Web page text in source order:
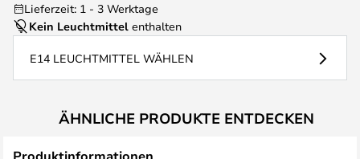
Lieferzeit: 1 - 3 Werktage
Kein Leuchtmittel enthalten
E14 LEUCHTMITTEL WÄHLEN
ÄHNLICHE PRODUKTE ENTDECKEN